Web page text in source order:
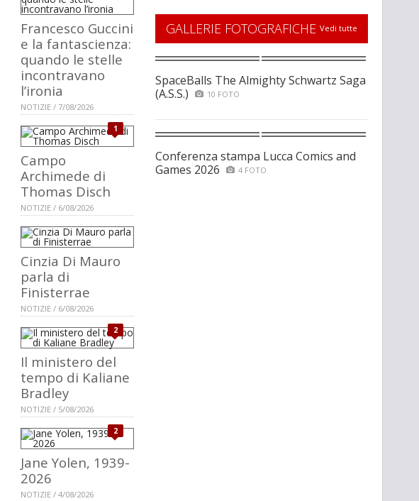
Francesco Guccini
e la fantascienza:
quando le stelle
incontravano
l’ironia
NOTIZIE / 7/08/2026
1
Campo
Archimede di
Thomas Disch
NOTIZIE / 6/08/2026
Cinzia Di Mauro
parla di
Finisterrae
NOTIZIE / 6/08/2026
2
Il ministero del
tempo di Kaliane
Bradley
NOTIZIE / 5/08/2026
2
Jane Yolen, 1939-
2026
NOTIZIE / 4/08/2026
GALLERIE FOTOGRAFICHE Vedi tutte
SpaceBalls The Almighty Schwartz Saga
(A.S.S.)
10 FOTO
Conferenza stampa Lucca Comics and
Games 2026
4 FOTO